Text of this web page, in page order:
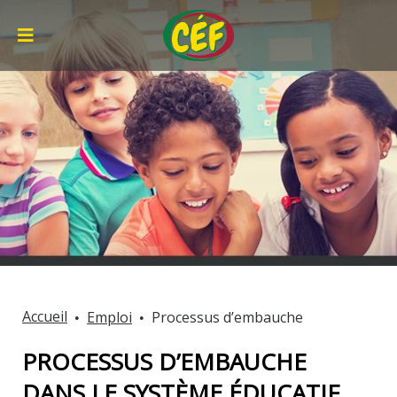
Accueil Emploi Processus d’embauche
PROCESSUS D’EMBAUCHE